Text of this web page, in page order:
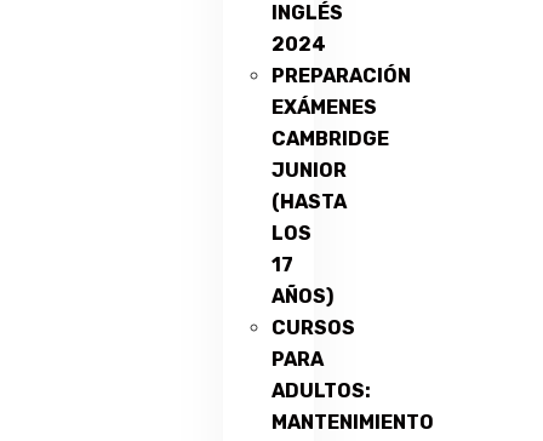
INGLÉS
2024
PREPARACIÓN
EXÁMENES
CAMBRIDGE
JUNIOR
(HASTA
LOS
17
AÑOS)
CURSOS
PARA
ADULTOS:
MANTENIMIENTO